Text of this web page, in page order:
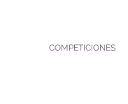
COMPETICIONES